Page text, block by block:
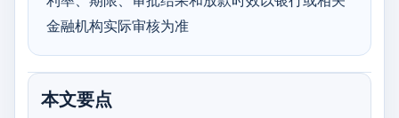
金融机构实际审核为准
本文要点